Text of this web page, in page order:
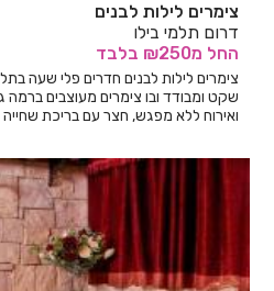
צימרים לילות לבנים
דרום תלמי בילו
החל מ₪250 בלבד
צימרים לילות לבנים חדרים פלי שעה
שקט ומבודד ובו צימרים מעוצבים ברמה
ואירוח ללא מפגש, חצר עם בריכת